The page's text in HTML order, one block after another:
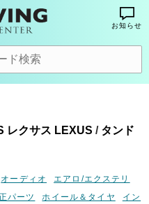
お知らせ
レクサス LEXUS / タンド
オーディオ
エアロ/エクステリ
パーツ ホイール＆タイヤ
イン